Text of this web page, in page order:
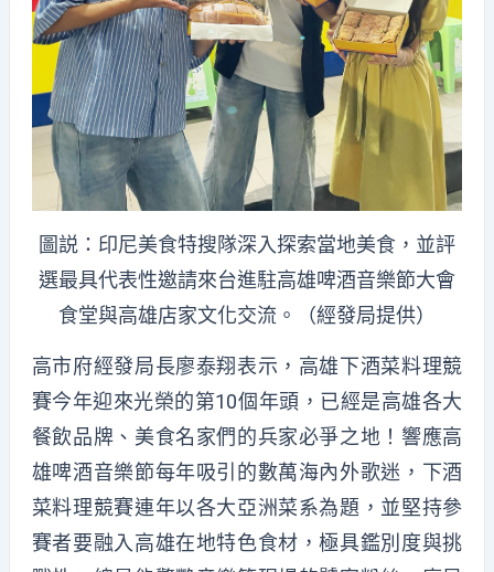
圖説：印尼美食特搜隊深入探索當地美食，並評
選最具代表性邀請來台進駐高雄啤酒音樂節大會
食堂與高雄店家文化交流。（經發局提供）
高市府經發局長廖泰翔表示，高雄下酒菜料理競
賽今年迎來光榮的第10個年頭，已經是高雄各大
餐飲品牌、美食名家們的兵家必爭之地！響應高
雄啤酒音樂節每年吸引的數萬海內外歌迷，下酒
菜料理競賽連年以各大亞洲菜系為題，並堅持參
賽者要融入高雄在地特色食材，極具鑑別度與挑